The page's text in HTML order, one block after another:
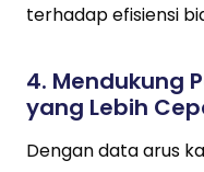
terhadap efisiensi
4. Mendukung
yang Lebih
Dengan data arus